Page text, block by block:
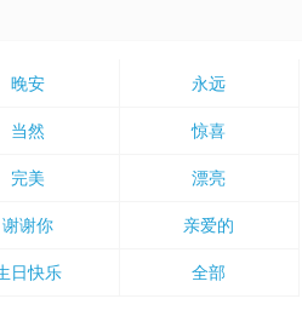
晚安 永远
当然 惊喜
完美 漂亮
谢谢你 亲爱的
日快乐 全部